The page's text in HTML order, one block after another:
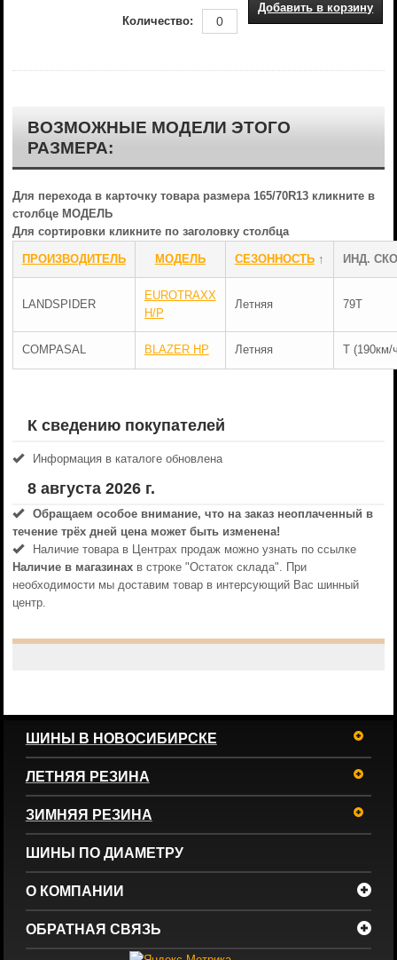
Добавить в корзину
Количество:
ВОЗМОЖНЫЕ МОДЕЛИ ЭТОГО
РАЗМЕРА:
Для перехода в карточку товара размера 165/70R13 кликните в
столбце МОДЕЛЬ
Для сортировки кликните по заголовку столбца
ПРОИЗВОДИТЕЛЬ МОДЕЛЬ СЕЗОННОСТЬ↑ ИНД.
LANDSPIDER
EUROTRAXX
H/P
Летняя 79T
COMPASAL BLAZER HP Летняя T (190км/
К сведению покупателей
Информация в каталоге обновлена
8 августа 2026 г.
Обращаем особое внимание, что на заказ неоплаченный в
течениe трёх дней цена может быть изменена!
Наличие товара в Центрах продаж можно узнать по ссылке
Наличие в магазинахв строке "Остаток склада". При
необходимости мы доставим товар в интерсующий Вас шинный
центр.
ШИНЫ В НОВОСИБИРСКЕ
ЛЕТНЯЯ РЕЗИНА
ЗИМНЯЯ РЕЗИНА
ШИНЫ ПО ДИАМЕТРУ
О КОМПАНИИ
ОБРАТНАЯ СВЯЗЬ